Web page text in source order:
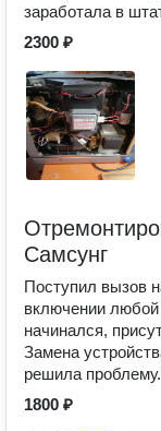
заработала в
2300 ₽
Самсунг
Поступил вызов
включении любой
начинался,
Замена
решила проблему.
1800 ₽